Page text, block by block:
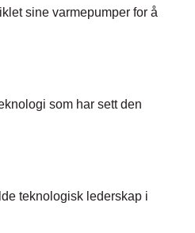
sine varmepumper for å
som har sett den
teknologisk lederskap i